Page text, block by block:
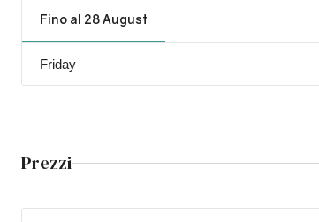
Fino al 28 August
Friday
Prezzi